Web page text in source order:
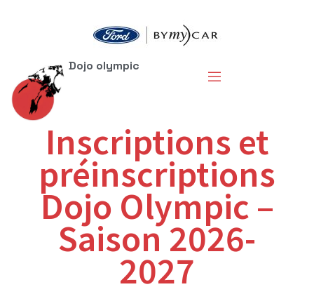
Dojo olympic
Inscriptions et
préinscriptions
Dojo Olympic –
Saison 2026-
2027